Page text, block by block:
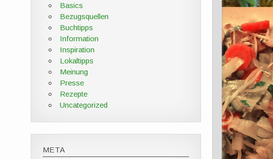
Basics
Bezugsquellen
Buchtipps
Information
Inspiration
Lokaltipps
Meinung
Presse
Rezepte
Uncategorized
META